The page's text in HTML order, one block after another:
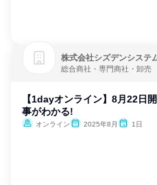
株式会社シズデンシステ
総合商社・専門商社・卸売
【1dayオンライン】8月22日
事がわかる!
オンライン 2025年8月 1日